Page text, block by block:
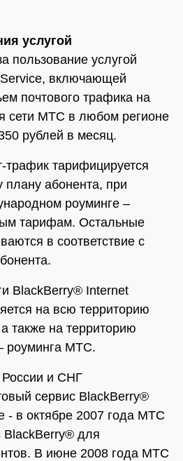
услугой
пользование услугой
включающей
почтового трафика на
сети МТС в любом регионе
рублей в месяц.
трафик тарифицируется
плану абонента, при
роуминге –
тарифам. Остальные
в соответствие с
BlackBerry® Internet
на всю территорию
также на территорию
роуминга МТС.
и СНГ
сервис BlackBerry®
- в октябре 2007 года МТС
BlackBerry® для
В июне 2008 года МТС